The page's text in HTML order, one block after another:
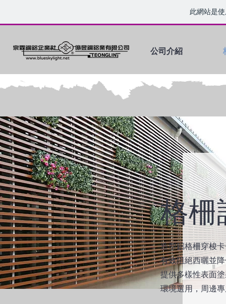
此網站是
公司介紹
格柵
造型鋁格柵穿梭
有效阻絕西曬並
提供多樣性表面
環境選用，周邊